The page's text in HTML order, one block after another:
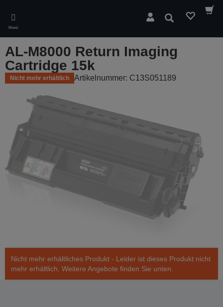
main
content
Menü
Suchen
AL-M8000 Return Imaging
Cartridge 15k
Nicht mehr erhältlich Artikelnummer: C13S051189
Nicht mehr erhältliches Produkt - Leider ist dieses Produkt nicht
mehr erhältlich. Weitere Angebote finden Sie unten.